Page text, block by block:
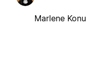
Marlene Konu